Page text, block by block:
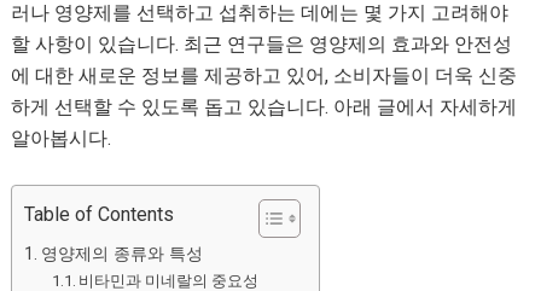
러나 영양제를 선택하고 섭취하는 데에는 몇 가지 고려해야
할 사항이 있습니다. 최근 연구들은 영양제의 효과와 안전성
에 대한 새로운 정보를 제공하고 있어, 소비자들이 더욱 신중
하게 선택할 수 있도록 돕고 있습니다. 아래 글에서 자세하게
알아봅시다.
Table of Contents
영양제의 종류와 특성
비타민과 미네랄의 중요성